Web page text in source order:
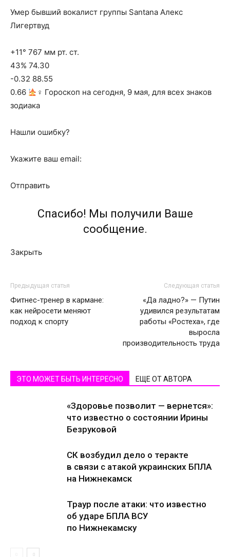
Умер бывший вокалист группы Santana Алекс
Лигертвуд
+11° 767 мм рт. ст.
43% 74.30
-0.32 88.55
0.66
‍♀ Гороскоп на сегодня, 9 мая, для всех знаков
зодиака
Нашли ошибку?
Укажите ваш email:
Отправить
Спасибо! Мы получили Ваше
сообщение.
Закрыть
Предыдущая статья
Фитнес-тренер в кармане:
как нейросети меняют
подход к спорту
Следующая статья
«Да ладно?» — Путин
удивился результатам
работы «Ростеха», где
выросла
производительность труда
ЭТО МОЖЕТ БЫТЬ ИНТЕРЕСНО ЕЩЕ ОТ АВТОРА
«Здоровье позволит — вернется»:
что известно о состоянии Ирины
Безруковой
СК возбудил дело о теракте
в связи с атакой украинских БПЛА
на Нижнекамск
Траур после атаки: что известно
об ударе БПЛА ВСУ
по Нижнекамску